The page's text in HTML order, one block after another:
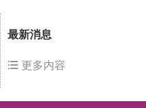
最新消息
更多内容